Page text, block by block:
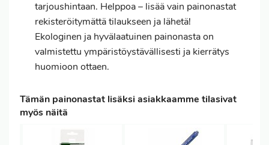
tarjoushintaan. Helppoa – lisää vain painonastat
rekisteröitymättä tilaukseen ja lähetä!
Ekologinen ja hyvälaatuinen painonasta on
valmistettu ympäristöystävällisesti ja kierrätys
huomioon ottaen.
Tämän painonastat lisäksi asiakkaamme tilasivat
myös näitä